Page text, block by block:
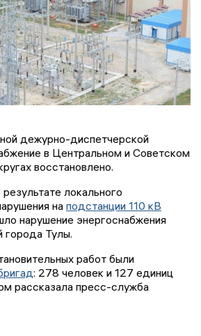
дежурно-диспетчерс­кой
в Центральн­ом и Советском
восстановлено.
локального
на подстанции 110 кВ
нарушение энергоснабжения
города Тулы.
работ были
: 278 человек и 127 единиц
рассказала пресс-служба